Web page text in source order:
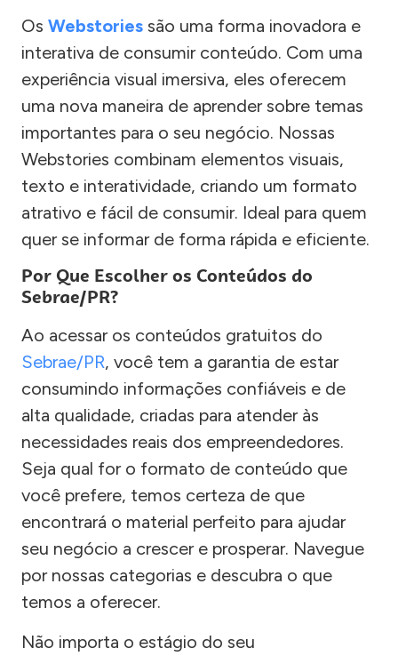
Os Webstories são uma forma inovadora e
interativa de consumir conteúdo. Com uma
experiência visual imersiva, eles oferecem
uma nova maneira de aprender sobre temas
importantes para o seu negócio. Nossas
Webstories combinam elementos visuais,
texto e interatividade, criando um formato
atrativo e fácil de consumir. Ideal para quem
quer se informar de forma rápida e eficiente.
Por Que Escolher os Conteúdos do
Sebrae/PR?
Ao acessar os conteúdos gratuitos do
Sebrae/PR, você tem a garantia de estar
consumindo informações confiáveis e de
alta qualidade, criadas para atender às
necessidades reais dos empreendedores.
Seja qual for o formato de conteúdo que
você prefere, temos certeza de que
encontrará o material perfeito para ajudar
seu negócio a crescer e prosperar. Navegue
por nossas categorias e descubra o que
temos a oferecer.
Não importa o estágio do seu